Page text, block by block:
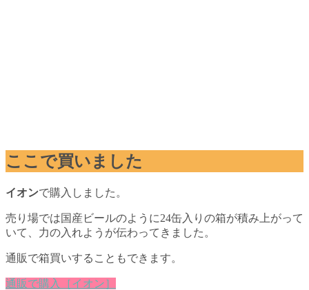
ここで買いました
イオンで購入しました。
売り場では国産ビールのように24缶入りの箱が積み上がって
いて、力の入れようが伝わってきました。
通販で箱買いすることもできます。
通販で購入［イオン］